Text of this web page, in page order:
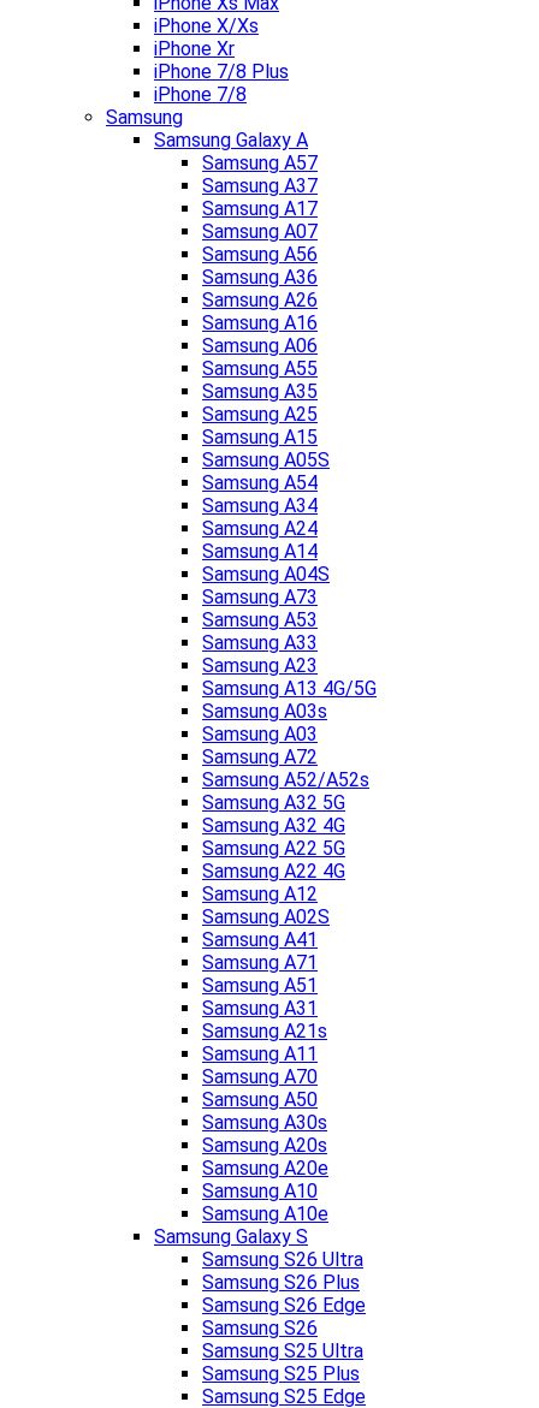
iPhone X/Xs
iPhone Xr
iPhone 7/8 Plus
iPhone 7/8
Samsung
Samsung Galaxy A
Samsung A57
Samsung A37
Samsung A17
Samsung A07
Samsung A56
Samsung A36
Samsung A26
Samsung A16
Samsung A06
Samsung A55
Samsung A35
Samsung A25
Samsung A15
Samsung A05S
Samsung A54
Samsung A34
Samsung A24
Samsung A14
Samsung A04S
Samsung A73
Samsung A53
Samsung A33
Samsung A23
Samsung A13 4G/5G
Samsung A03s
Samsung A03
Samsung A72
Samsung A52/A52s
Samsung A32 5G
Samsung A32 4G
Samsung A22 5G
Samsung A22 4G
Samsung A12
Samsung A02S
Samsung A41
Samsung A71
Samsung A51
Samsung A31
Samsung A21s
Samsung A11
Samsung A70
Samsung A50
Samsung A30s
Samsung A20s
Samsung A20e
Samsung A10
Samsung A10e
Samsung Galaxy S
Samsung S26 Ultra
Samsung S26 Plus
Samsung S26 Edge
Samsung S26
Samsung S25 Ultra
Samsung S25 Plus
Samsung S25 Edge